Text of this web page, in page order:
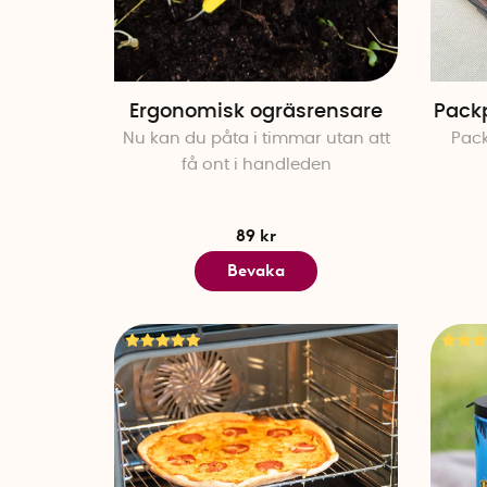
Ergonomisk ogräsrensare
Nu kan du påta i timmar utan att
få ont i handleden
89 kr
Bevaka